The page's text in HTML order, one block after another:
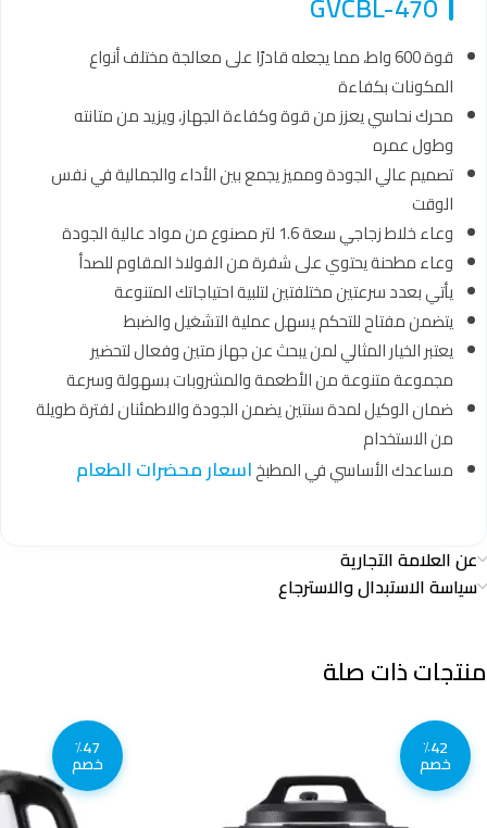
قوة 600 واط، مما يجعله قادرًا على معالجة مختلف أنواع
المكونات بكفاءة
محرك نحاسي يعزز من قوة وكفاءة الجهاز، ويزيد من متانته
وطول عمره
تصميم عالي الجودة ومميز يجمع بين الأداء والجمالية في نفس
الوقت
وعاء خلاط زجاجي سعة 1.6 لتر مصنوع من مواد عالية الجودة
وعاء مطحنة يحتوي على شفرة من الفولاذ المقاوم للصدأ
يأتي بعدد سرعتين مختلفتين لتلبية احتياجاتك المتنوعة
يتضمن مفتاح للتحكم يسهل عملية التشغيل والضبط
يعتبر الخيار المثالي لمن يبحث عن جهاز متين وفعال لتحضير
مجموعة متنوعة من الأطعمة والمشروبات بسهولة وسرعة
ضمان الوكيل لمدة سنتين يضمن الجودة والاطمئنان لفترة طويلة
من الاستخدام
مساعدك الأساسي في المطبخاسعار محضرات الطعام
عن العلامة التجارية
سياسة الاستبدال والاسترجاع
منتجات ذات صلة
٪42
خصم
٪47
خصم